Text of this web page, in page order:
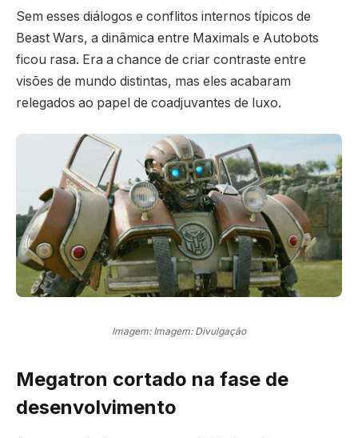
Sem esses diálogos e conflitos internos típicos de
Beast Wars, a dinâmica entre Maximals e Autobots
ficou rasa. Era a chance de criar contraste entre
visões de mundo distintas, mas eles acabaram
relegados ao papel de coadjuvantes de luxo.
Imagem: Imagem: Divulgação
Megatron cortado na fase de
desenvolvimento